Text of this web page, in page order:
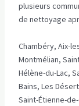
plusieurs
de nettoyage
Chambéry, Aix-
Montmélian,
Hélène-du-Lac,
Bains, Les
Saint-Étienne-